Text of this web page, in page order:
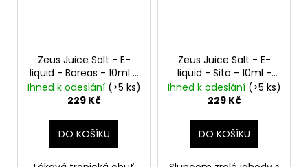
Zeus Juice Salt - E-
liquid - Boreas - 10ml -
20mgVychlazené
mango
Ihned k odeslání (>5 ks)
229 Kč
DO KOŠÍKU
Zeus Juice Salt - E-
liquid - Sito - 10ml -
20mgVychlazené
jahody s ibiškem
Ihned k odeslání (>5 ks)
229 Kč
DO KOŠÍKU